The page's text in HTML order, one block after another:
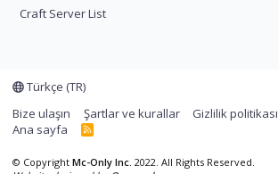
Craft Server List
Türkçe (TR)
Bize ulaşın
Şartlar ve kurallar Gizlilik politikası
Ana sayfa
R
© Copyright Mc-Only Inc. 2022. All Rights Reserved.